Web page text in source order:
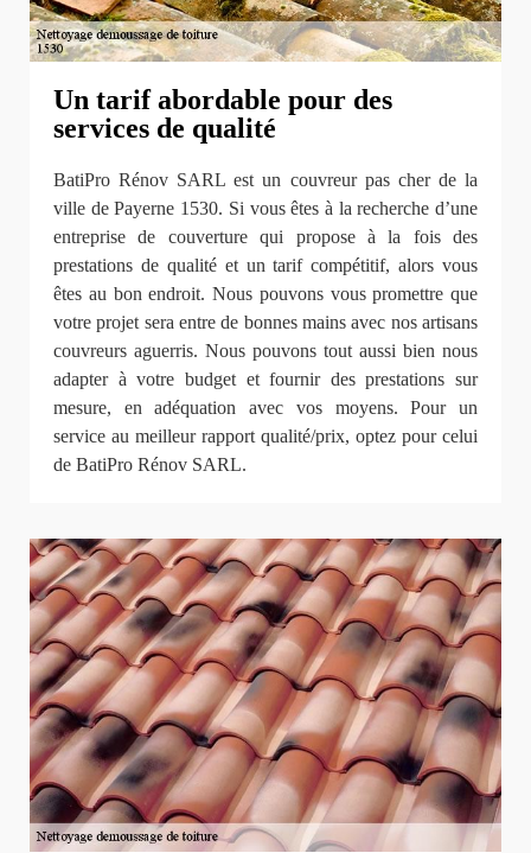
Un tarif abordable pour des
services de qualité
BatiPro Rénov SARL est un couvreur pas cher de la
ville de Payerne 1530. Si vous êtes à la recherche d’une
entreprise de couverture qui propose à la fois des
prestations de qualité et un tarif compétitif, alors vous
êtes au bon endroit. Nous pouvons vous promettre que
votre projet sera entre de bonnes mains avec nos artisans
couvreurs aguerris. Nous pouvons tout aussi bien nous
adapter à votre budget et fournir des prestations sur
mesure, en adéquation avec vos moyens. Pour un
service au meilleur rapport qualité/prix, optez pour celui
de BatiPro Rénov SARL.